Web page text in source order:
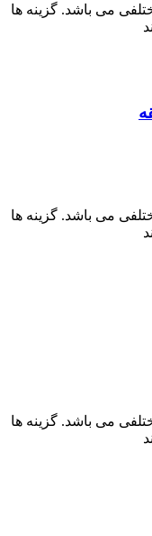
می باشد. گزینه ها
می باشد. گزینه ها
می باشد. گزینه ها